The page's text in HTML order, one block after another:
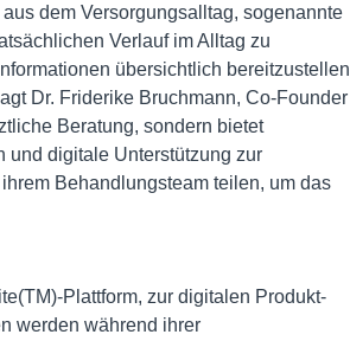
dem Versorgungsalltag, sogenannte
Verlauf im Alltag zu
übersichtlich bereitzustellen
Dr. Friderike Bruchmann, Co-Founder
Beratung, sondern bietet
und digitale Unterstützung zur
Behandlungsteam teilen, um das
Plattform, zur digitalen Produkt-
werden während ihrer